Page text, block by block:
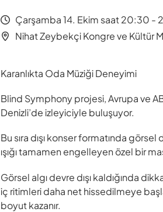
Çarşamba 14. Ekim saat 20:30 -
Nihat Zeybekçi Kongre ve Kültür
Karanlıkta Oda Müziği Deneyimi
Blind Symphony projesi, Avrupa ve
Denizli’de izleyiciyle buluşuyor.
Bu sıra dışı konser formatında
ışığı tamamen engelleyen özel bir
Görsel algı devre dışı kaldığında
iç ritimleri daha net hissedilmeye
boyut kazanır.